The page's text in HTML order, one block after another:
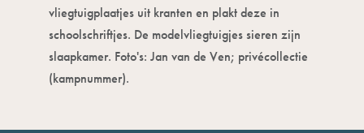
vliegtuigplaatjes uit kranten en plakt deze in
schoolschriftjes. De modelvliegtuigjes sieren zijn
slaapkamer. Foto's: Jan van de Ven; privécollectie
(kampnummer).